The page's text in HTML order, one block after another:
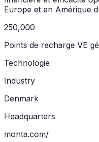
Europe et en Amérique
250,000
Points de recharge VE
Technologie
Industry
Denmark
Headquarters
monta.com/